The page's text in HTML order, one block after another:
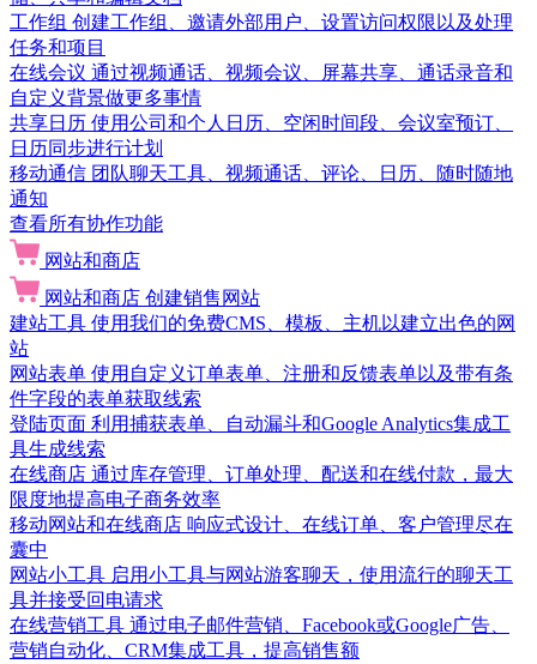
工作组 创建工作组、邀请外部用户、设置访问权限以及处理
任务和项目
在线会议 通过视频通话、视频会议、屏幕共享、通话录音和
自定义背景做更多事情
共享日历 使用公司和个人日历、空闲时间段、会议室预订、
日历同步进行计划
移动通信 团队聊天工具、视频通话、评论、日历、随时随地
通知
查看所有协作功能
网站和商店
网站和商店 创建销售网站
建站工具 使用我们的免费CMS、模板、主机以建立出色的网
站
网站表单 使用自定义订单表单、注册和反馈表单以及带有条
件字段的表单获取线索
登陆页面 利用捕获表单、自动漏斗和Google Analytics集成工
具生成线索
在线商店 通过库存管理、订单处理、配送和在线付款，最大
限度地提高电子商务效率
移动网站和在线商店 响应式设计、在线订单、客户管理尽在
囊中
网站小工具 启用小工具与网站游客聊天，使用流行的聊天工
具并接受回电请求
在线营销工具 通过电子邮件营销、Facebook或Google广告、
营销自动化、CRM集成工具，提高销售额